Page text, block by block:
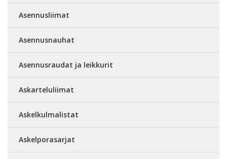
Asennusliimat
Asennusnauhat
Asennusraudat ja leikkurit
Askarteluliimat
Askelkulmalistat
Askelporasarjat